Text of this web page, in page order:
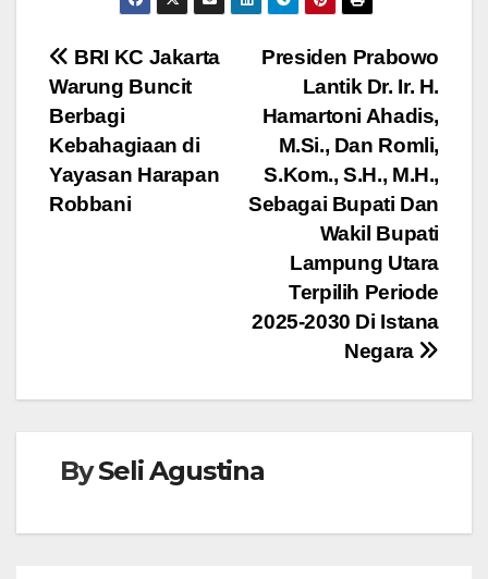
e
b
o
o
k
tt
er
at
s
A
p
ss e
Navigasi
pos
Presiden Prabowo
Lantik Dr. Ir. H.
Hamartoni Ahadis,
M.Si., Dan Romli,
S.Kom., S.H., M.H.,
Sebagai Bupati Dan
Wakil Bupati
Lampung Utara
Terpilih Periode
2025-2030 Di Istana
Negara
BRI KC Jakarta
Warung Buncit
Berbagi
Kebahagiaan di
Yayasan Harapan
Robbani
BySeli Agustina